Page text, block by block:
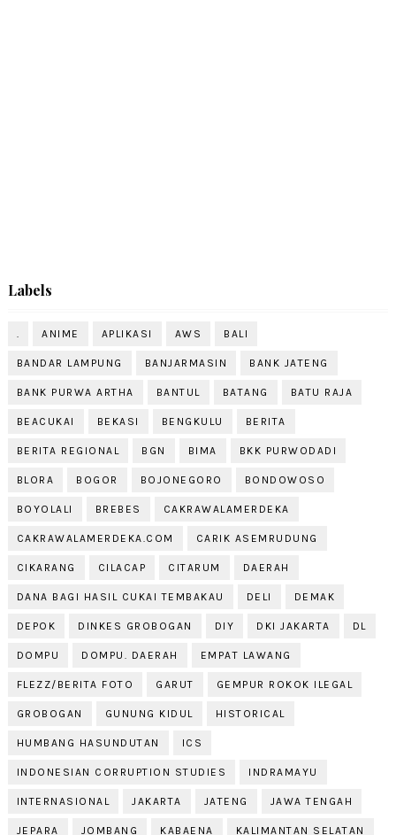
Labels
ANIME APLIKASI AWS BALI
BANDAR LAMPUNG BANJARMASIN BANK JATENG
BANK PURWA ARTHA BANTUL BATANG BATU RAJA
BEACUKAI BEKASI BENGKULU BERITA
BERITA REGIONAL BGN BIMA BKK PURWODADI
BLORA BOGOR BOJONEGORO BONDOWOSO
BOYOLALI BREBES CAKRAWALAMERDEKA
CAKRAWALAMERDEKA.COM CARIK ASEMRUDUNG
CIKARANG CILACAP CITARUM DAERAH
DANA BAGI HASIL CUKAI TEMBAKAU DELI DEMAK
DEPOK DINKES GROBOGAN DIY DKI JAKARTA DL
DOMPU DOMPU. DAERAH EMPAT LAWANG
FLEZZ/BERITA FOTO GARUT GEMPUR ROKOK ILEGAL
GROBOGAN GUNUNG KIDUL HISTORICAL
HUMBANG HASUNDUTAN ICS
INDONESIAN CORRUPTION STUDIES INDRAMAYU
INTERNASIONAL JAKARTA JATENG JAWA TENGAH
JEPARA JOMBANG KABAENA KALIMANTAN SELATAN